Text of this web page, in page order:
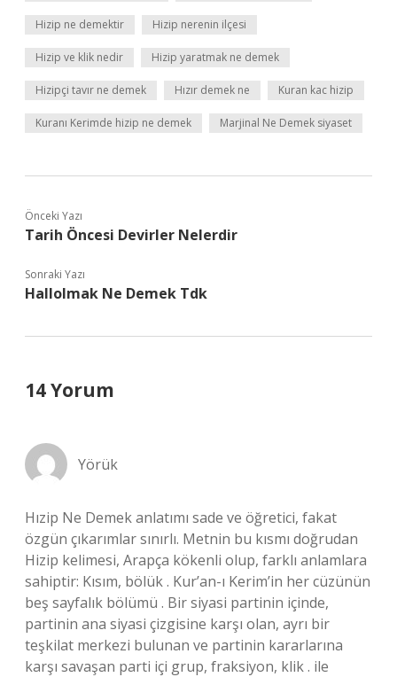
Hizip ne demektir Hizip nerenin ilçesi
Hizip ve klik nedir Hizip yaratmak ne demek
Hizipçi tavır ne demek Hızır demek ne Kuran kac hizip
Kuranı Kerimde hizip ne demek Marjinal Ne Demek siyaset
Önceki Yazı
Tarih Öncesi Devirler Nelerdir
Sonraki Yazı
Hallolmak Ne Demek Tdk
14 Yorum
Yörük
Hızip Ne Demek anlatımı sade ve öğretici, fakat
özgün çıkarımlar sınırlı. Metnin bu kısmı doğrudan
Hizip kelimesi, Arapça kökenli olup, farklı anlamlara
sahiptir: Kısım, bölük . Kur’an-ı Kerim’in her cüzünün
beş sayfalık bölümü . Bir siyasi partinin içinde,
partinin ana siyasi çizgisine karşı olan, ayrı bir
teşkilat merkezi bulunan ve partinin kararlarına
karşı savaşan parti içi grup, fraksiyon, klik . ile